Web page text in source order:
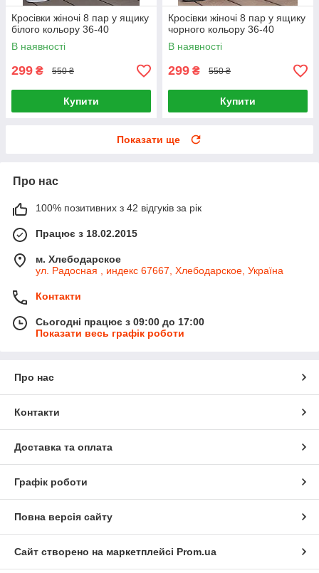
Кросівки жіночі 8 пар у ящику
білого кольору 36-40
В наявності
299 ₴ 550 ₴
Купити
Кросівки жіночі 8 пар у ящику
чорного кольору 36-40
В наявності
299 ₴ 550 ₴
Купити
Показати ще
Про нас
100% позитивних з 42 відгуків за рік
Працює з 18.02.2015
м. Хлебодарское
ул. Радосная , индекс 67667, Хлебодарское, Україна
Контакти
Сьогодні працює з 09:00 до 17:00
Показати весь графік роботи
Про нас
Контакти
Доставка та оплата
Графік роботи
Повна версія сайту
Сайт створено на маркетплейсі Prom.ua